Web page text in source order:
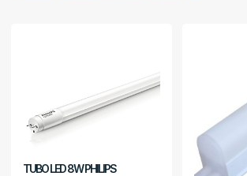
TUBO LED 8W PHILIPS